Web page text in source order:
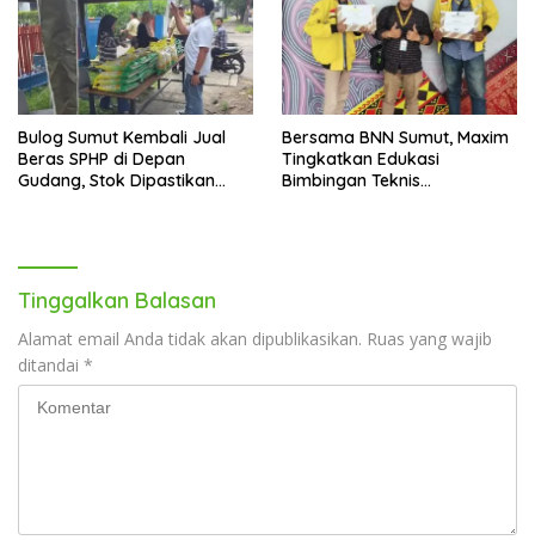
Bulog Sumut Kembali Jual
Beras SPHP di Depan
Gudang, Stok Dipastikan
Bersama BNN Sumut, Maxim
Tingkatkan Edukasi
Bimbingan Teknis
Tinggalkan Balasan
Alamat email Anda tidak akan dipublikasikan. Ruas yang wajib
ditandai *